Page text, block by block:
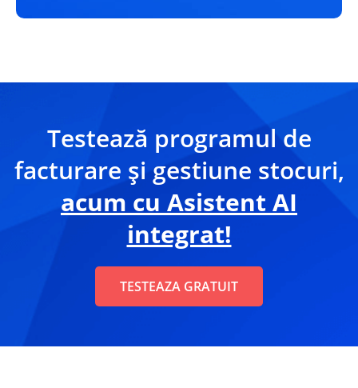
Testează programul de
facturare și gestiune stocuri,
acum cu Asistent AI
integrat!
TESTEAZA GRATUIT